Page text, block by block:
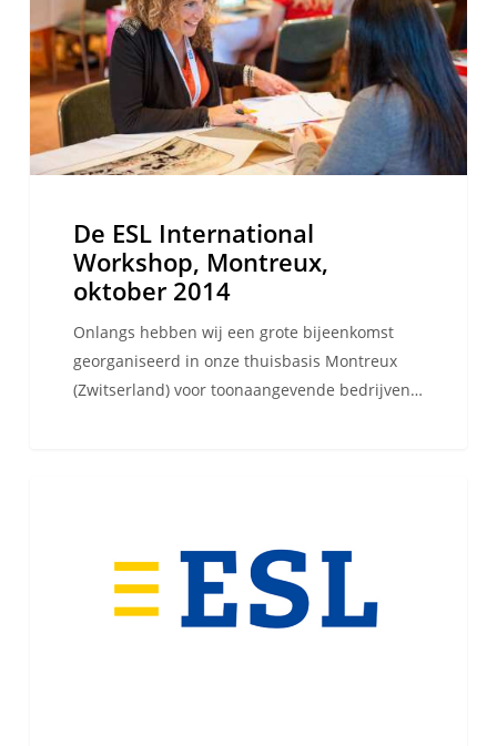
Montreux,
oktober
2014
De ESL International
Workshop, Montreux,
oktober 2014
Onlangs hebben wij een grote bijeenkomst
georganiseerd in onze thuisbasis Montreux
(Zwitserland) voor toonaangevende bedrijven…